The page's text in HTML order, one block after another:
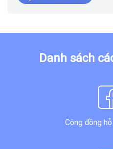
Danh sách
Cộng đồng